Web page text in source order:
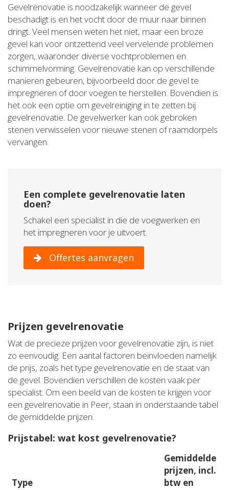
Gevelrenovatie is noodzakelijk wanneer de gevel
beschadigt is en het vocht door de muur naar binnen
dringt. Veel mensen weten het niet, maar een broze
gevel kan voor ontzettend veel vervelende problemen
zorgen, waaronder diverse vochtproblemen en
schimmelvorming. Gevelrenovatie kan op verschillende
manieren gebeuren, bijvoorbeeld door de gevel te
impregneren of door voegen te herstellen. Bovendien is
het ook een optie om gevelreiniging in te zetten bij
gevelrenovatie. De gevelwerker kan ook gebroken
stenen verwisselen voor nieuwe stenen of raamdorpels
vervangen.
Een complete gevelrenovatie laten
doen?
Schakel een specialist in die de voegwerken en
het impregneren voor je uitvoert.
Offertes aanvragen
Prijzen gevelrenovatie
Wat de precieze prijzen voor gevelrenovatie zijn, is niet
zo eenvoudig. Een aantal factoren beïnvloeden namelijk
de prijs, zoals het type gevelrenovatie en de staat van
de gevel. Bovendien verschillen de kosten vaak per
specialist. Om een beeld van de kosten te krijgen voor
een gevelrenovatie in Peer, staan in onderstaande tabel
de gemiddelde prijzen.
Prijstabel: wat kost gevelrenovatie?
Type
Gemiddelde
prijzen, incl.
btw en